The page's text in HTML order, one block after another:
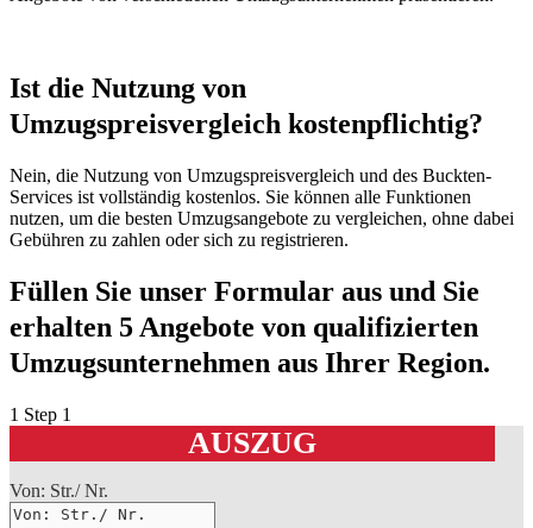
Ist die Nutzung von
Umzugspreisvergleich kostenpflichtig?
Nein, die Nutzung von Umzugspreisvergleich und des Buckten-
Services ist vollständig kostenlos. Sie können alle Funktionen
nutzen, um die besten Umzugsangebote zu vergleichen, ohne dabei
Gebühren zu zahlen oder sich zu registrieren.
Füllen Sie unser Formular aus und Sie
erhalten 5 Angebote von qualifizierten
Umzugsunternehmen aus Ihrer Region.
1 Step 1
AUSZUG
Von: Str./ Nr.